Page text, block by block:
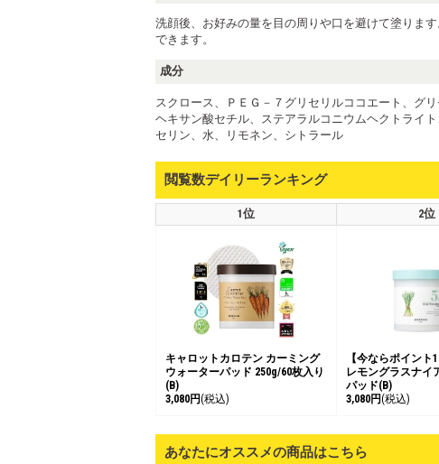
洗顔後、お好みの量を目の周りや口を避けて塗りま
できます。
成分
スクロース、ＰＥＧ－７グリセリルココエート、グ
ヘキサン酸セチル、ステアラルコニウムヘクトライ
セリン、水、リモネン、シトラール
閲覧数デイリーランキング
1位 2位
キャロットカロテン カーミング
ウォーターパッド 250g/60枚入り
(B)
3,080円(税込)
【今ならポイント
レモングラスナイ
パッド(B)
3,080円(税込)
あなたにオススメの商品はこちら